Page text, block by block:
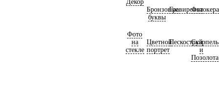
Декор
Бронзовые
буквы
Гравировка
Фото
на
стекле
Цветной
портрет
ПескоструйСкарпель
и
Позолота